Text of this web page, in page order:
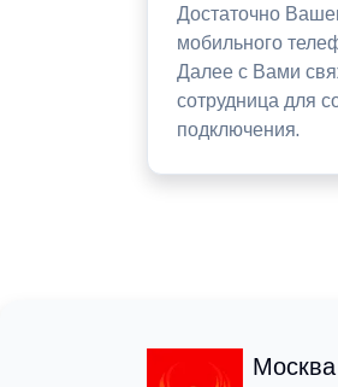
Достаточно
мобильного
Далее с Вами
сотрудница для
подключения.
Москва